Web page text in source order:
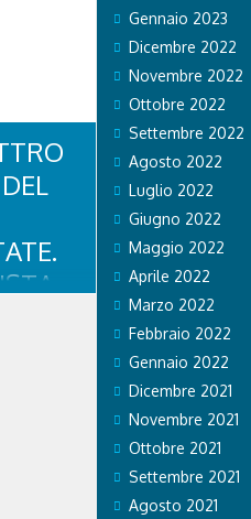
Gennaio 2023
Dicembre 2022
Novembre 2022
Ottobre 2022
Settembre 2022
Agosto 2022
Luglio 2022
Giugno 2022
Maggio 2022
Aprile 2022
Marzo 2022
Febbraio 2022
Gennaio 2022
Dicembre 2021
Novembre 2021
Ottobre 2021
Settembre 2021
Agosto 2021